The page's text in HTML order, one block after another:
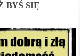
BYŚ SIĘ